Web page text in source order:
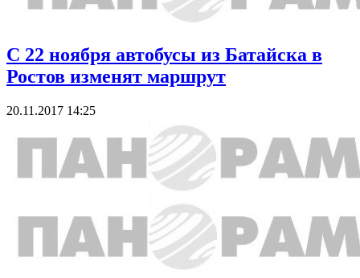
С 22 ноября автобусы из Батайска в
Ростов изменят маршрут
20.11.2017 14:25